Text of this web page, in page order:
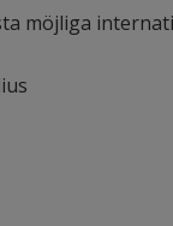
möjliga